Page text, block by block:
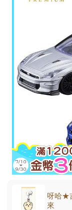
呀哈★
來